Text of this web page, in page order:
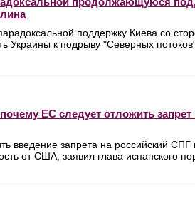
поддержку Киева со
Украины к подрыву "Северных
ЕС следует отложить
введение запрета на российский СПГ
от США, заявил глава испанского